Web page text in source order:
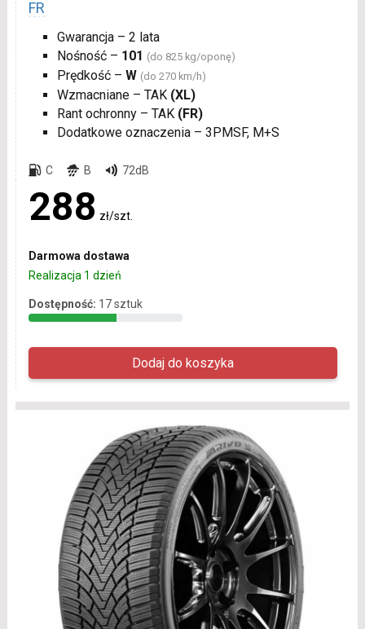
FR
Gwarancja – 2 lata
Nośność – 101 (do 825 kg/oponę)
Prędkość – W (do 270 km/h)
Wzmacniane – TAK (XL)
Rant ochronny – TAK (FR)
Dodatkowe oznaczenia – 3PMSF, M+S
C B 72dB
288 zł/szt.
Darmowa dostawa
Realizacja 1 dzień
Dostępność: 17 sztuk